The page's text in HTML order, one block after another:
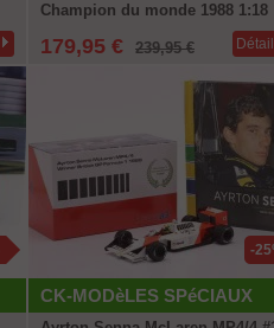
Champion du monde 1988 1:18
179,95 € 239,95 €
CK-MODèLES SPéCIAUX
-